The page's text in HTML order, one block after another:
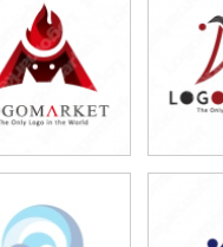
59,800円
(税込65,780円) (税